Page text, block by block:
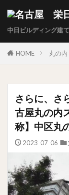
中日ビルディング建
HOME 丸の内
さらに、さ
古屋丸の内
称】中区丸
2023-07-06